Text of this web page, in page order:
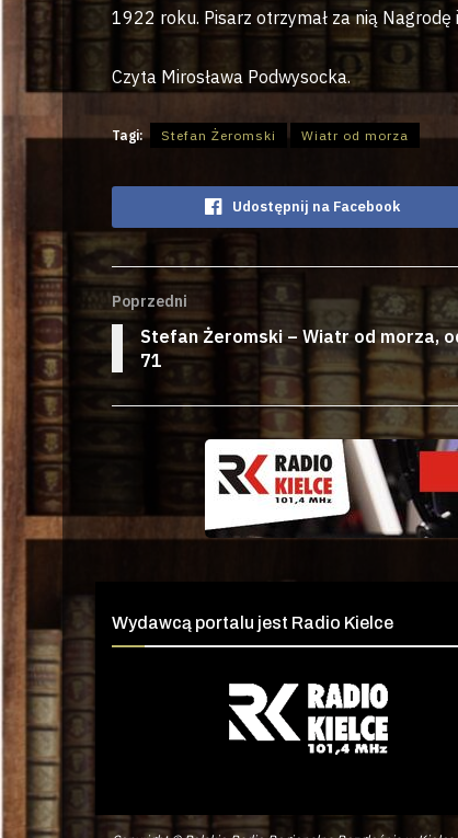
1922 roku. Pisarz otrzymał za nią
Czyta Mirosława Podwysocka.
Tagi: Stefan Żeromski Wiatr od morza
Udostępnij na Facebook
Poprzedni
Stefan Żeromski – Wiatr od morza,
71
Wydawcą portalu jest Radio Kielce